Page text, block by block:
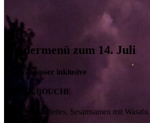
Kindermenü zum 14. Juli
Mineralwasser inklusive
AMUSE-BOUCHE
Lachsrillettes, Sesamsamen mit Wasabi.